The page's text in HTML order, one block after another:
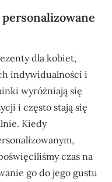
dla kobiet,
indywidualności i
wyróżniają się
i często stają się
Kiedy
czas na
go do jego gustu